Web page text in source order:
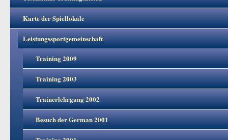
Karte der Spiellokale
Leistungssportgemeinschaft
Training 2009
Training 2003
Trainerlehrgang 2002
Besuch der German 2001